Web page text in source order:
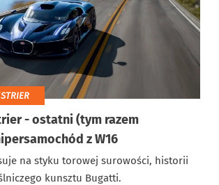
- ostatni (tym razem
z W16
na styku torowej surowości, historii
kunsztu Bugatti.